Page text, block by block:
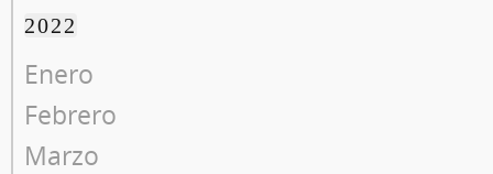
2022
Enero
Febrero
Marzo